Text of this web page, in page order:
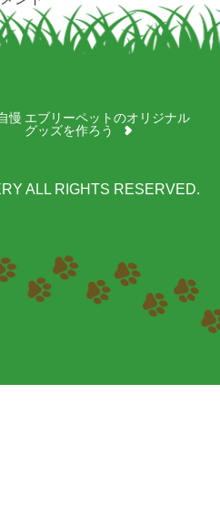
慢 エブリーペットのオリジナル
グッズを作ろう
ALL RIGHTS RESERVED.